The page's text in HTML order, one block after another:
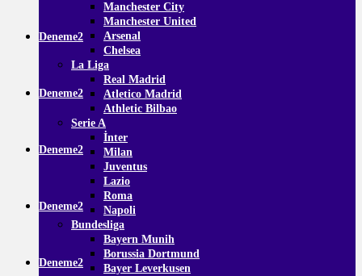
Manchester City
Manchester United
Arsenal
Chelsea
La Liga
Real Madrid
Atletico Madrid
Athletic Bilbao
Serie A
İnter
Milan
Juventus
Lazio
Roma
Napoli
Bundesliga
Bayern Munih
Borussia Dortmund
Bayer Leverkusen
Deneme2
Deneme2
Deneme2
Deneme2
Deneme2